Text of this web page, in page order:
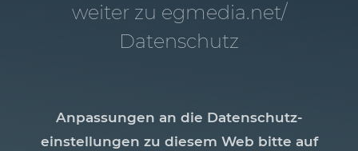
weiter zu egmedia.net/​
Datenschutz
Anpassungen an die Datenschutz­
einstellungen zu diesem Web bitte auf